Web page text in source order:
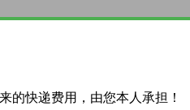
的快递费用，由您本人承担！